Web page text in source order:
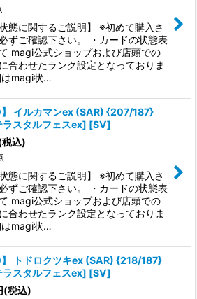
状態に関するご説明】 ※初めて購入さ
ずご確認下さい。 ・カードの状態表
magi公式ショップおよび店頭での
合わせたランク設定となっておりま
はmagi状…
】 イルカマンex (SAR) {207/187}
スタルフェスex] [SV]
税込)
状態に関するご説明】 ※初めて購入さ
ずご確認下さい。 ・カードの状態表
magi公式ショップおよび店頭での
合わせたランク設定となっておりま
はmagi状…
】 トドロクツキex (SAR) {218/187}
スタルフェスex] [SV]
(税込)